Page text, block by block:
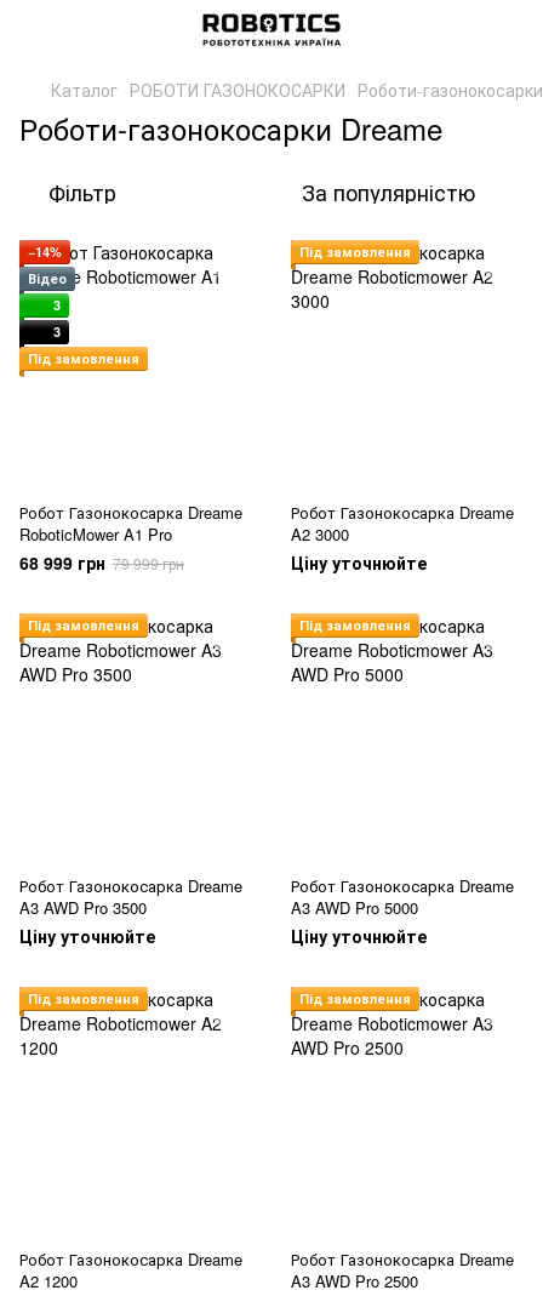
Каталог РОБОТИ ГАЗОНОКОСАРКИ Роботи-
Роботи-газонокосарки Dreame
Фільтр За популярністю
−14%
Відео
3
3
Під замовлення
Робот Газонокосарка Dreame
RoboticMower A1 Pro
68 999 грн 79 999 грн
Під замовлення
Робот Газонокосарка Dreame
A2 3000
Ціну уточнюйте
Під замовлення
Робот Газонокосарка Dreame
A3 AWD Pro 3500
Ціну уточнюйте
Під замовлення
Робот Газонокосарка Dreame
A3 AWD Pro 5000
Ціну уточнюйте
Під замовлення
Робот Газонокосарка Dreame
A2 1200
Під замовлення
Робот Газонокосарка Dreame
A3 AWD Pro 2500